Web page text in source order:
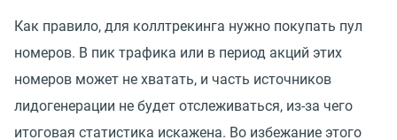
Как правило, для коллтрекинга нужно покупать пул
номеров. В пик трафика или в период акций этих
номеров может не хватать, и часть источников
лидогенерации не будет отслеживаться, из-за чего
итоговая статистика искажена. Во избежание этого